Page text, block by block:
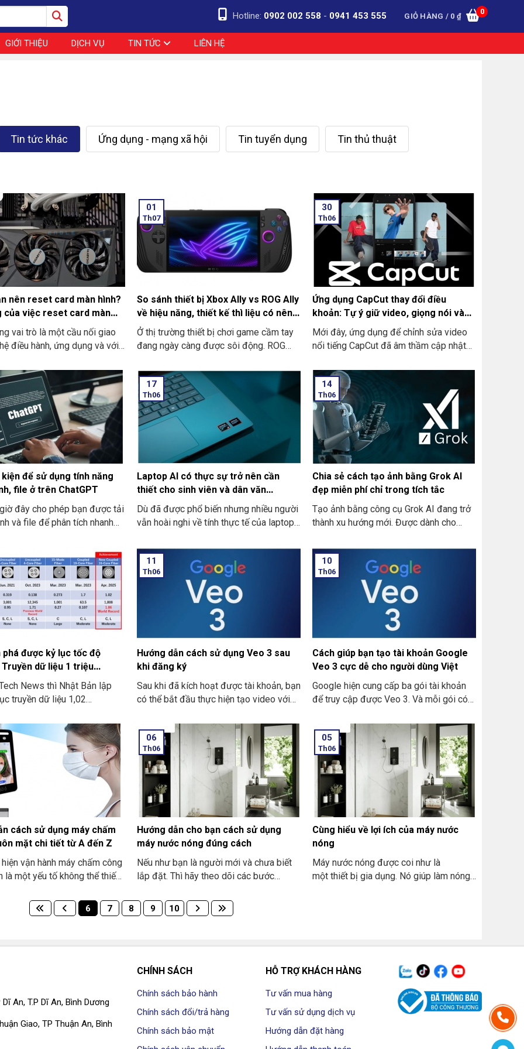
GIỎ HÀNG / 0 ₫
0
Hotline: 0902 002 558 - 0941 453 555
GIỚI THIỆU DỊCH VỤ TIN TỨC LIÊN HỆ
Tin tức khác Ứng dụng - mạng xã hội Tin tuyển dụng Tin thủ thuật
nên reset card màn hình?
của việc reset card màn
vai trò là một cầu nối giao
điều hành, ứng dụng và với
ổn định, gặp lỗi hoặc xung
thể gây ra các vấn đề về
là màn hình nhấp nháy, sai
sắc, độ phân giải và cả xuất
hoặc là khối hình ảnh bị vỡ.
driver sẽ làm mới được trạng
loại bỏ đi lỗi tạm thời,
bộ nhớ đệm và khôi
hiển thị ổn định.
01
Th07
So sánh thiết bị Xbox Ally vs ROG Ally
về hiệu năng, thiết kế thì liệu có nên
nâng cấp?
Ở thị trường thiết bị chơi game cầm tay
đang ngày càng được sôi động. ROG
ấn tượng. Nhưng thời điểm giờ đây,
"Xbox Ally" đang được nổi lên như một
đối thủ tiềm năng. Câu hỏi đặt ra bây giờ
là: Liệu Xbox Ally có được vượt trội hơn
về hiệu năng và có được đáng để những
người đã sở hữu thiết bị ROG Ally nâng
cấp không?
30
Th06
Ứng dụng CapCut thay đổi điều
khoản: Tự ý giữ video, giọng nói và
cả hình ảnh người dùng vĩnh viễn
Mới đây, ứng dụng để chỉnh sửa video
nổi tiếng CapCut đã âm thầm cập nhật
bao gồm nhiều điều khoản gây ra tranh
cãi liên quan đến việc khai thác nội dung
của người dùng mà không cần xin phép.
Những thay đổi này đang dấy lên một
hồi chuông cảnh báo cho hàng triệu
người dùng trên toàn thế giới.
để sử dụng tính năng
file ở trên ChatGPT
đây cho phép bạn được tải
và file để phân tích nhanh
để sử dụng được các tính
cách tiện lợi nhất.
17
Th06
Laptop AI có thực sự trở nên cần
thiết cho sinh viên và dân văn
phòng?
Dù đã được phổ biến nhưng nhiều người
vẫn hoài nghi về tính thực tế của laptop
giúp gì ở trong công việc và học tập của
bạn. Thì liệu nó có thực dụng hay không,
đó là những gì mà chúng ta sẽ cùng giải
mã trong bài viết này.
14
Th06
Chia sẻ cách tạo ảnh bằng Grok AI
đẹp miễn phí chỉ trong tích tắc
Tạo ảnh bằng công cụ Grok AI đang trở
thành xu hướng mới. Được dành cho
dung bằng trí tuệ nhân tạo. Trong bài viết
này đây, chúng tôi sẽ chia sẻ cách bạn
có thể tạo ra những bức ảnh đẹp, còn
được miễn phí lại còn nhanh chóng.
phá được kỷ lục tốc độ
dữ liệu 1 triệu
News thì Nhật Bản lập
truyền dữ liệu 1,02
đủ tải 10.000 phim 4K mỗi
11
Th06
Hướng dẫn cách sử dụng Veo 3 sau
khi đăng ký
Sau khi đã kích hoạt được tài khoản, bạn
có thể bắt đầu thực hiện tạo video với
Flow và Gemini. Dưới đây là sự hướng
dẫn chi tiết:
10
Th06
Cách giúp bạn tạo tài khoản Google
Veo 3 cực dễ cho người dùng Việt
Google hiện cung cấp ba gói tài khoản
để truy cập được Veo 3. Và mỗi gói có
cách sử dụng máy chấm
mặt chi tiết từ A đến Z
vận hành máy chấm công
là một yếu tố không thể thiếu
công vân tay được sử dụng
ở trong khoảng thời gian
nhận diện. Dẫn đến tình trạng
giải pháp tối ưu nhất cho
Đồng thời khắc phục
hạn chế được tình trạng mà
06
Th06
Hướng dẫn cho bạn cách sử dụng
máy nước nóng đúng cách
Nếu như bạn là người mới và chưa biết
lắp đặt. Thì hãy theo dõi các bước
máy nước nóng được an toàn và tiết
kiệm nhất nhé
05
Th06
Cùng hiểu về lợi ích của máy nước
nóng
Máy nước nóng được coi như là
một thiết bị gia dụng. Nó giúp làm nóng
tiếp, máy nước nóng gián tiếp và cả máy
nhằm đáp ứng đa dạng nhu cầu của
6 7 8 9 10
An, T.P Dĩ An, Bình Dương
Giao, TP Thuận An, Bình
CHÍNH SÁCH
Chính sách bảo hành
Chính sách đổi/trả hàng
Chính sách bảo mật
HỖ TRỢ KHÁCH HÀNG
Tư vấn mua hàng
Tư vấn sử dụng dịch vụ
Hướng dẫn đặt hàng